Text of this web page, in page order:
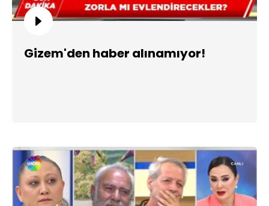
Gizem'den haber alınamıyor!